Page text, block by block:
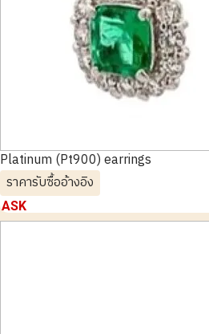
Platinum (Pt900) earrings
ราคารับซื้ออ้างอิง
ASK